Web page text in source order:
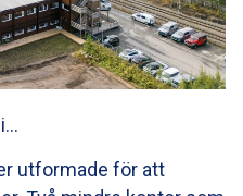
utformade för att